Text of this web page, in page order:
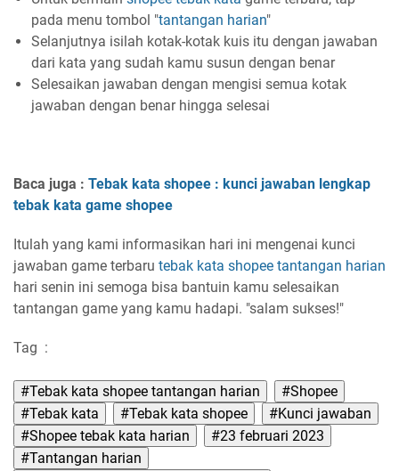
pada menu tombol "tantangan harian"
Selanjutnya isilah kotak-kotak kuis itu dengan jawaban
dari kata yang sudah kamu susun dengan benar
Selesaikan jawaban dengan mengisi semua kotak
jawaban dengan benar hingga selesai
Baca juga : Tebak kata shopee : kunci jawaban lengkap
tebak kata game shopee
Itulah yang kami informasikan hari ini mengenai kunci
jawaban game terbaru tebak kata shopee tantangan harian
hari senin ini semoga bisa bantuin kamu selesaikan
tantangan game yang kamu hadapi. "salam sukses!"
Tag :
#Tebak kata shopee tantangan harian
#Shopee
#Tebak kata
#Tebak kata shopee
#Kunci jawaban
#Shopee tebak kata harian
#23 februari 2023
#Tantangan harian